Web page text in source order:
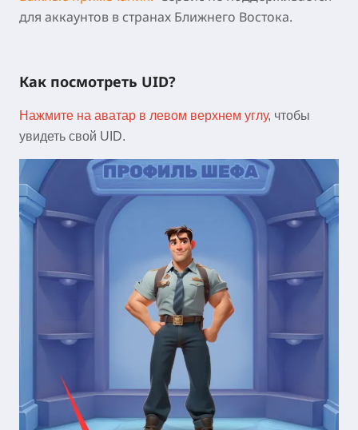
для аккаунтов в странах Ближнего Востока.
Как посмотреть UID?
Нажмите на аватар в левом верхнем углу, чтобы
увидеть свой UID.